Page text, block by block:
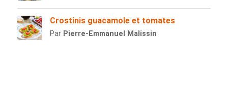
Crostinis guacamole et tomates
Par Pierre-Emmanuel Malissin